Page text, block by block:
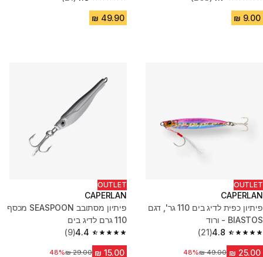
4.7 out of 5 stars from 263 reviews
4.8 out of 5 stars from 21 reviews
OUTLET
CAPERLAN
פיתיון כפית לדיג בים 110 גר', דגם
BIASTOS - ורוד
4.8
4.8 out of 5 stars from 21 reviews
(21)
מחיר לפני הנחה‏49.00 ₪
48%
OUTLET
CAPERLAN
פיתיון מסתובב SEASPOON מכסף
110 גרם לדיג בים
4.4
4.4 out of 5 stars from 9 reviews
(9)
מחיר לפני הנחה‏29.00 ₪
48%